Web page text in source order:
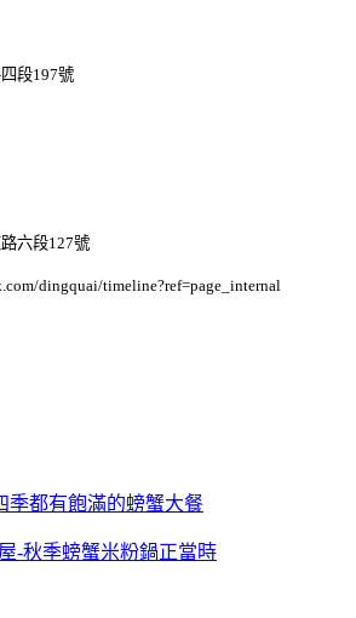
段197號
六段127號
dingquai/timeline?ref=page_internal
季都有飽滿的螃蟹大餐
-秋季螃蟹米粉鍋正當時